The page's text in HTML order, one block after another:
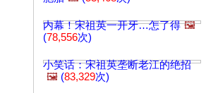
内幕！宋祖英一开牙…怎了得 🖼️
(78,556次)
小笑话：宋祖英垄断老江的绝招
🖼️ (83,329次)